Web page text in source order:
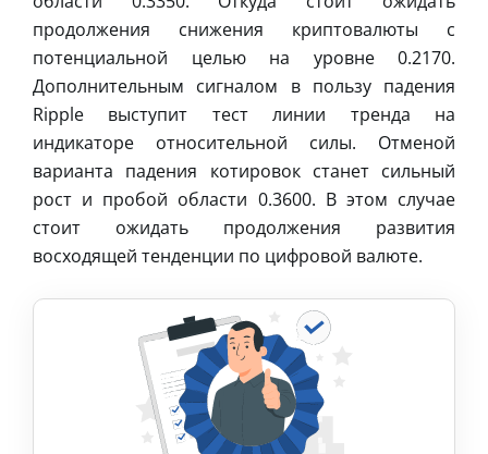
продолжения снижения криптовалюты с
потенциальной целью на уровне 0.2170.
Дополнительным сигналом в пользу падения
Ripple выступит тест линии тренда на
индикаторе относительной силы. Отменой
варианта падения котировок станет сильный
рост и пробой области 0.3600. В этом случае
стоит ожидать продолжения развития
восходящей тенденции по цифровой валюте.